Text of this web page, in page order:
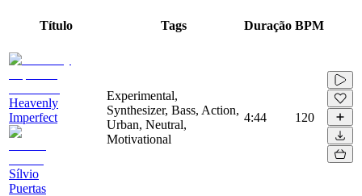
Título Tags Duração BPM
Heavenly
Imperfect
Sílvio
Puertas
Experimental,
Synthesizer, Bass, Action,
Urban, Neutral,
Motivational
4:44 120